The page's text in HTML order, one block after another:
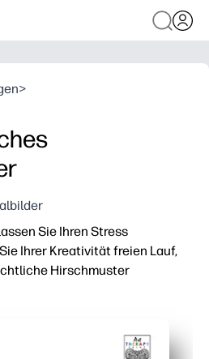
>
Sie Ihren Stress
Ihrer Kreativität freien Lauf,
Hirschmuster
beruhigende, bildschirmfreie